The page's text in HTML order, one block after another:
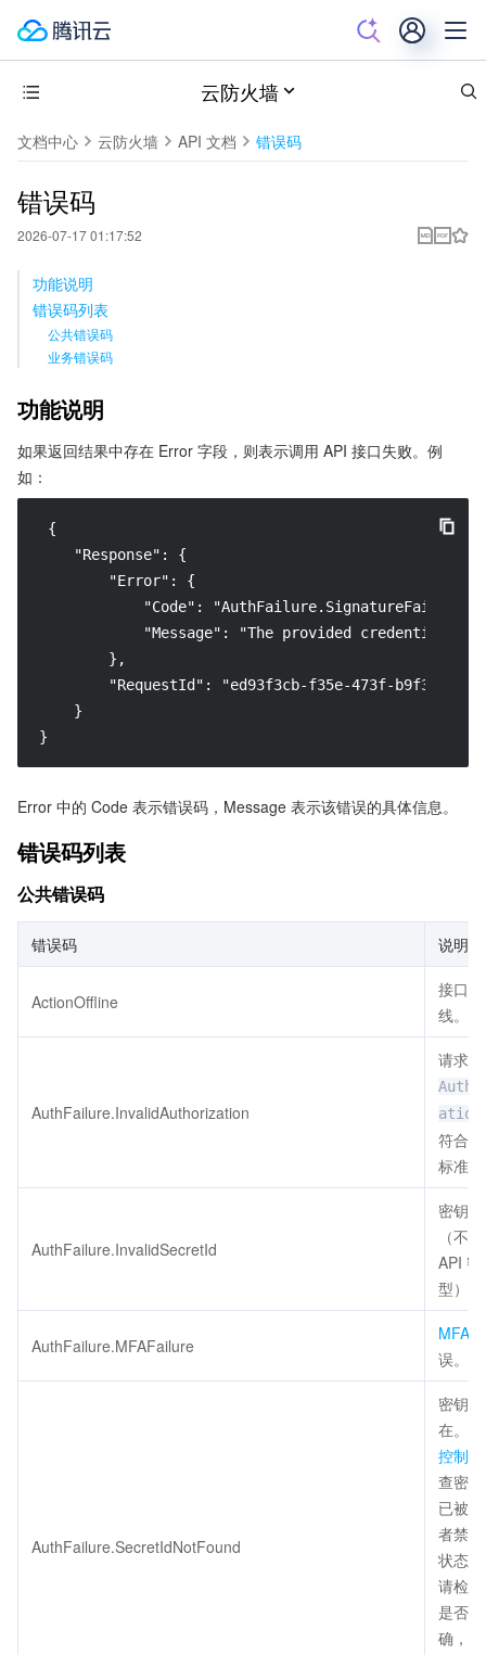
云防火墙
文档中心 云防火墙 API 文档 错误码
错误码
2026-07-17 01:17:52
功能说明
错误码列表
公共错误码
业务错误码
功能说明
如果返回结果中存在 Error 字段，则表示调用 API 接口失败。例
如：
{
    "Response": {
        "Error": {
            "Code": "AuthFailure.SignatureFailure",
"Message": "The provided credentials
        },
"RequestId": "ed93f3cb-f35e-473f-b9f3-
    }
}
Error 中的 Code 表示错误码，Message 表示该错误的具体信息。
错误码列表
公共错误码
错误码 说明
ActionOffline
接口
线。
AuthFailure.InvalidAuthorization
请求
ation
符合
标准。
AuthFailure.InvalidSecretId
密钥
（不
API 密
型）。
AuthFailure.MFAFailure
MFA
误。
AuthFailure.SecretIdNotFound
密钥
在。
控制台
查密
已被
者禁
状态
请检
是否
确，